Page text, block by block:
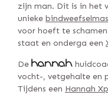
zijn man. Dit is in het
unieke
voor hoeft te
staat en onderga een
De
vocht-, vetgehalte en
Tijdens een Hannah